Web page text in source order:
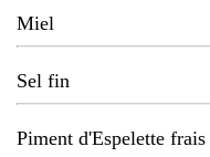
Miel
Sel fin
Piment d'Espelette frais